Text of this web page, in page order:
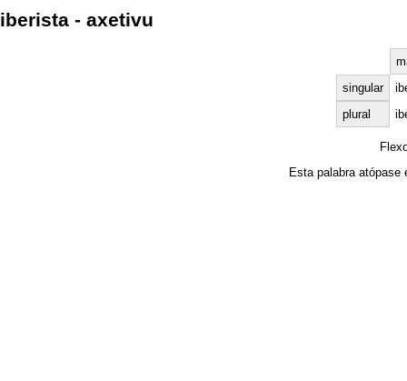
iberista - axetivu
singular
plural
Esta palabra atópase